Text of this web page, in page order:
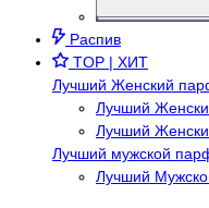
Распив
TOP | ХИТ
Лучший Женский
Лучший
Лучший
Лучший мужской
Лучший